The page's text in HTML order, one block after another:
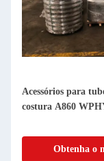
Acessórios para
costura A860
Obtenha o